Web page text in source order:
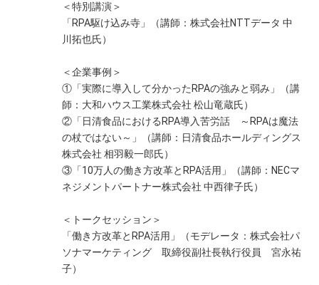
＜特別講演＞
「RPA駆け込み寺」（講師：株式会社NTTデータ 中
川拓也氏）
＜企業事例＞
①「実際に導入して分かったRPAの強みと弱み」（講
師：大和ハウス工業株式会社 松山竜蔵氏）
②「日清食品におけるRPA導入苦労話 ～RPAは魔法
の杖ではない～」（講師：日清食品ホールディングス
株式会社 相羽毅一郎氏）
③「10万人の働き方改革とRPA活用」（講師：NECマ
ネジメントパートナー株式会社 中西律子氏）
＜トークセッション＞
「働き方改革とRPA活用」（モデレータ：株式会社パ
ソナマーケティング 取締役副社長執行役員 宮永祐
子）